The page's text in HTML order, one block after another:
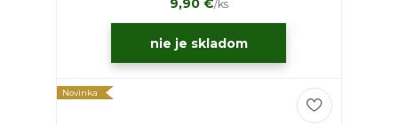
9,90 €/ks
nie je skladom
Novinka